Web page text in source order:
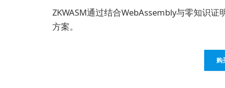
ZKWASM通过结合WebAssembly与零知识
方案。
购